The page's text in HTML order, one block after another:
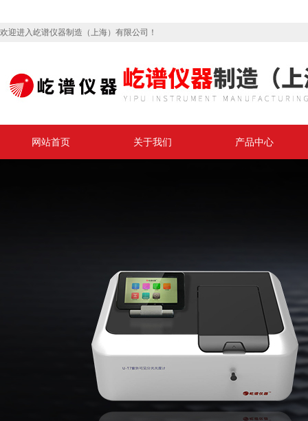
欢迎进入屹谱仪器制造（上海）有限公司！
网站首页 关于我们 产品中心